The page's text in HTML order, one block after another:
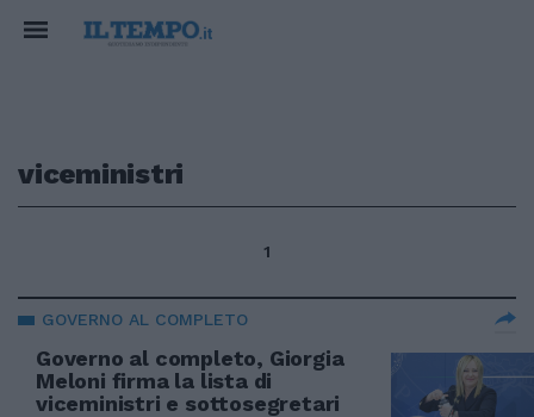
viceministri
1
GOVERNO AL COMPLETO
Governo al completo, Giorgia
Meloni firma la lista di
viceministri e sottosegretari